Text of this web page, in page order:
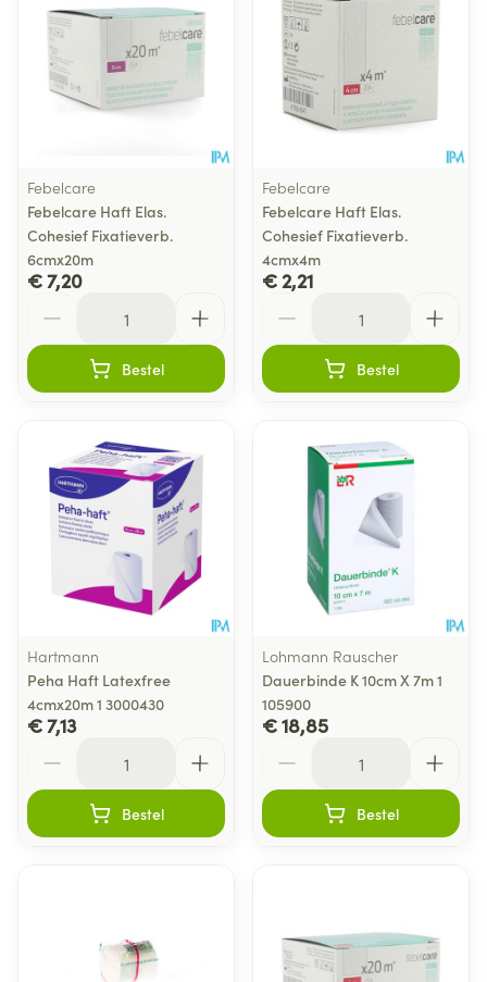
Febelcare
Febelcare Haft Elas.
Cohesief Fixatieverb.
6cmx20m
€ 7,20
Bestel
Febelcare
Febelcare Haft Elas.
Cohesief Fixatieverb.
4cmx4m
€ 2,21
Bestel
Hartmann
Peha Haft Latexfree
4cmx20m 1 3000430
€ 7,13
Bestel
Lohmann Rauscher
Dauerbinde K 10cm X 7m 1
105900
€ 18,85
Bestel